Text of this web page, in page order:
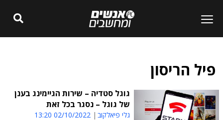
פיל הריסון
גוגל סטדיה – שירות הגיימינג בענן
של גוגל – נסגר בכל זאת
גלי פיאלקוב 02/10/2022 13:20